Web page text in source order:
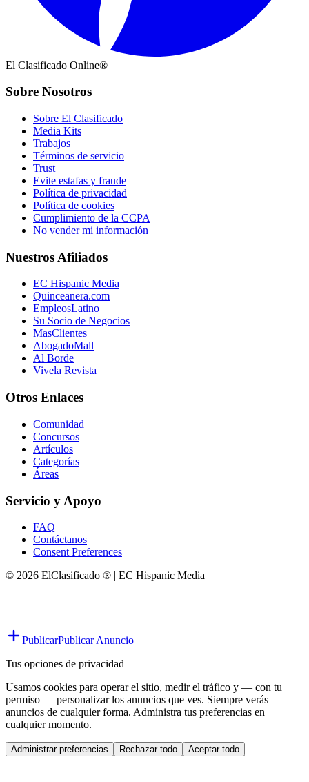
El Clasificado Online®
Sobre Nosotros
Sobre El Clasificado
Media Kits
Trabajos
Términos de servicio
Trust
Evite estafas y fraude
Política de privacidad
Política de cookies
Cumplimiento de la CCPA
No vender mi información
Nuestros Afiliados
EC Hispanic Media
Quinceanera.com
EmpleosLatino
Su Socio de Negocios
MasClientes
AbogadoMall
Al Borde
Vivela Revista
Otros Enlaces
Comunidad
Concursos
Artículos
Categorías
Áreas
Servicio y Apoyo
FAQ
Contáctanos
Consent Preferences
© 2026 ElClasificado ® | EC Hispanic Media
PublicarPublicar Anuncio
Tus opciones de privacidad
Usamos cookies para operar el sitio, medir el tráfico y — con tu
permiso — personalizar los anuncios que ves. Siempre verás
anuncios de cualquier forma. Administra tus preferencias en
cualquier momento.
Administrar preferencias Rechazar todo Aceptar todo